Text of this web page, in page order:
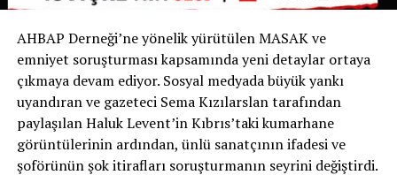
Yetkililer, uygulamanın başarılı olması halinde benzer
düzenlemelerin diğer İsviçre belediyelerinde de
gündeme gelebileceğini belirtiyor.
Sizce bu uygulama tüm İsviçre’de uygulanmalı mı?
Görüşlerinizi yorumlarda paylaşabilirsiniz.
AHBAP Derneği’ne yönelik yürütülen MASAK ve
emniyet soruşturması kapsamında yeni detaylar ortaya
çıkmaya devam ediyor. Sosyal medyada büyük yankı
uyandıran ve gazeteci Sema Kızılarslan tarafından
paylaşılan Haluk Levent’in Kıbrıs’taki kumarhane
görüntülerinin ardından, ünlü sanatçının ifadesi ve
şoförünün şok itirafları soruşturmanın seyrini değiştirdi.